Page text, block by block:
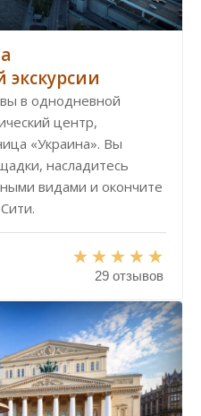
в однодневной
центр,
«Украина». Вы
насладитесь
видами и окончите
29 отзывов